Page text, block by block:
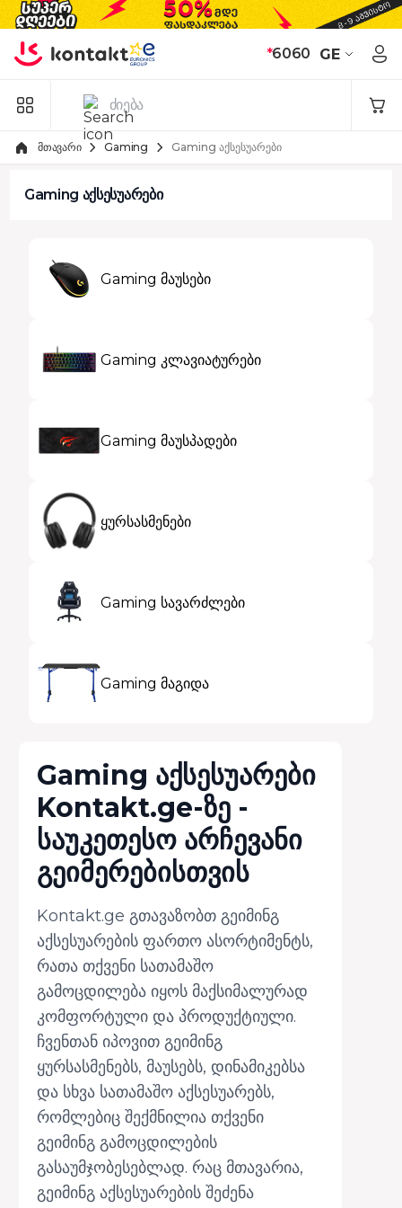
Skip to Content
*6060 GE
მთავარი Gaming Gaming აქსესუარები
Gaming აქსესუარები
Gaming მაუსები
Gaming კლავიატურები
Gaming მაუსპადები
ყურსასმენები
Gaming სავარძლები
Gaming მაგიდა
Gaming აქსესუარები
Kontakt.ge-ზე -
საუკეთესო არჩევანი
გეიმერებისთვის
Kontakt.ge გთავაზობთ გეიმინგ
აქსესუარების ფართო ასორტიმენტს,
რათა თქვენი სათამაშო
გამოცდილება იყოს მაქსიმალურად
კომფორტული და პროდუქტიული.
ჩვენთან იპოვით გეიმინგ
ყურსასმენებს, მაუსებს, დინამიკებსა
და სხვა სათამაშო აქსესუარებს,
რომლებიც შექმნილია თქვენი
გეიმინგ გამოცდილების
გასაუმჯობესებლად. რაც მთავარია,
გეიმინგ აქსესუარების შეძენა